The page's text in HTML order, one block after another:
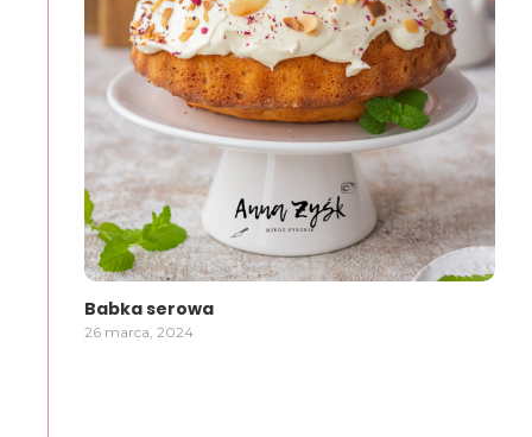
Babka serowa
26 marca, 2024